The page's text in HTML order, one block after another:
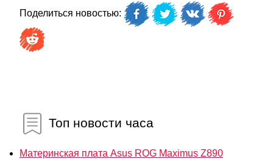
Поделиться новостью:
Топ новости часа
Материнская плата Asus ROG Maximus Z890